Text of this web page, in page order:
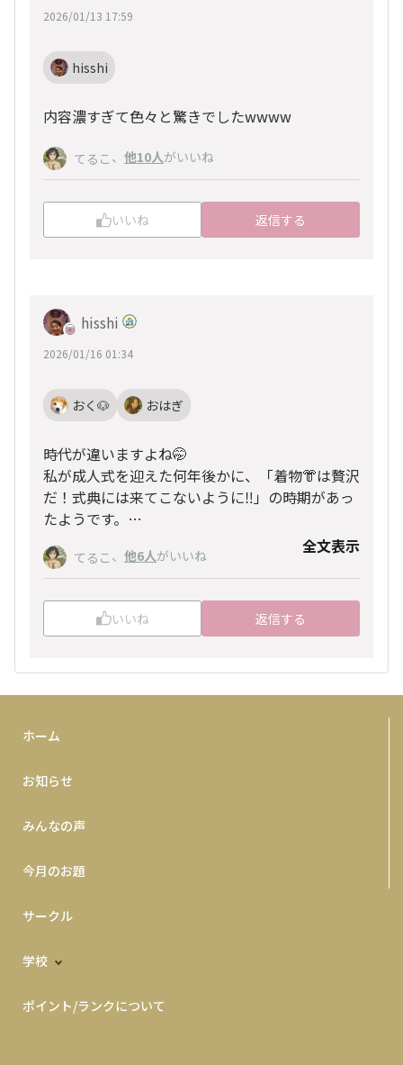
2026/01/13 17:59
hisshi
内容濃すぎて色々と驚きでしたwwww
てるこ 、 他10人がいいね
いいね 返信する
hisshi
2026/01/16 01:34
おく🐶 おはぎ
時代が違いますよね🤭
私が成人式を迎えた何年後かに、「着物👘は贅沢
だ！式典には来てこないように‼︎」の時期があっ
たようです。
その後、👘セット物も出回るようになったよう
な…🤔
そうですね、墨流しのような地味な柄なので歳を
取ってからも着れると思いますが、よりお婆さん
てるこ 、 他6人がいいね 全文表示
いいね 返信する
ホーム
お知らせ
みんなの声
今月のお題
サークル
学校
ポイント/ランクについて